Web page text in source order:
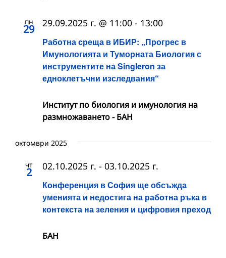
пн
29
Работна среща в ИБИР: „Прогрес в
Имунологията и Туморната Биология с
инструментите на Singleron за
едноклетъчни изследвания“
29.09.2025 г. @ 11:00 - 13:00
Институт по биология и имунология на
размножаването - БАН
октомври 2025
чт
2
Конференция в София ще обсъжда
уменията и недостига на работна ръка в
контекста на зеления и цифровия преход
02.10.2025 г. - 03.10.2025 г.
БАН